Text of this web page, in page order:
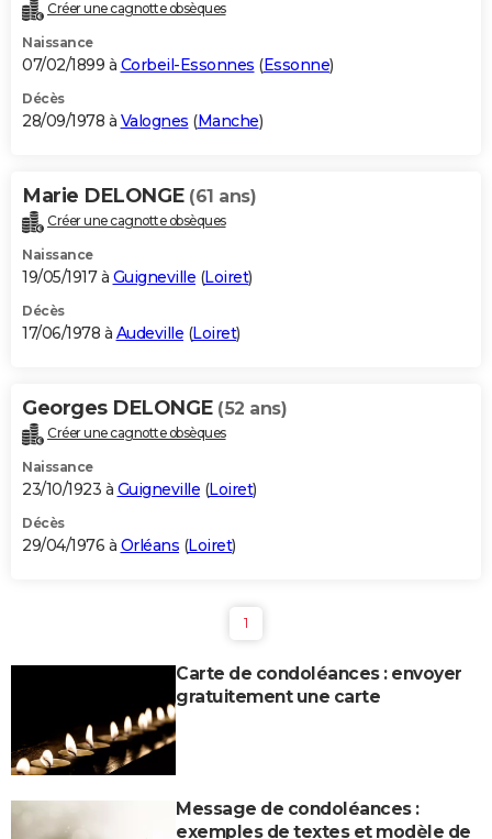
Créer une cagnotte obsèques
Naissance
07/02/1899 à Corbeil-Essonnes (Essonne)
Décès
28/09/1978 à Valognes (Manche)
Marie DELONGE (61 ans)
Créer une cagnotte obsèques
Naissance
19/05/1917 à Guigneville (Loiret)
Décès
17/06/1978 à Audeville (Loiret)
Georges DELONGE (52 ans)
Créer une cagnotte obsèques
Naissance
23/10/1923 à Guigneville (Loiret)
Décès
29/04/1976 à Orléans (Loiret)
1
Carte de condoléances : envoyer
gratuitement une carte
Message de condoléances :
exemples de textes et modèle de